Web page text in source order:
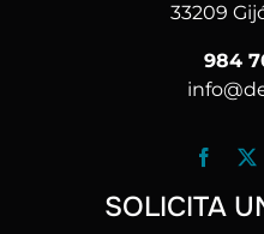
33209
984
SOLICITA